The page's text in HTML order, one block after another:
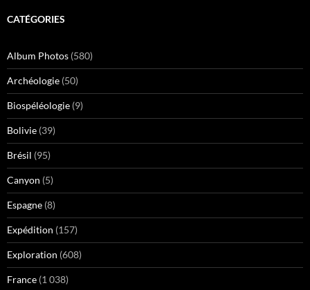
CATÉGORIES
Album Photos (580)
Archéologie (50)
Biospéléologie (9)
Bolivie (39)
Brésil (95)
Canyon (5)
Espagne (8)
Expédition (157)
Exploration (608)
France (1 038)